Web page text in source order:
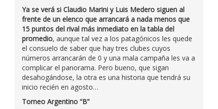
Ya se verá si Claudio Marini y Luis Medero siguen al
frente de un elenco que arrancará a nada menos que
15 puntos del rival más inmediato en la tabla del
promedio, aunque tal vez a los patagónicos les quede
el consuelo de saber que hay tres clubes cuyos
números arrancarán de 0 y una mala campaña les va a
complicar el panorama. Pero bueno, que sigan
desahogándose, la otra es una historia que tendrá su
inicio recién en agosto…
Torneo Argentino “B”